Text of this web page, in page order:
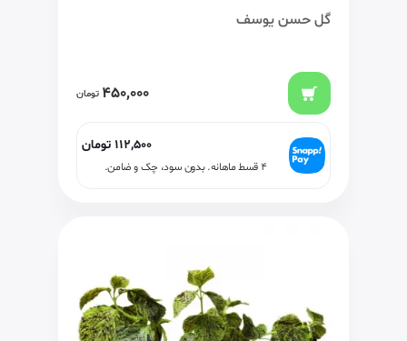
گل حسن یوسف
450,000 تومان
112,500 تومان
۴ قسط ماهانه. بدون سود، چک و ضامن.